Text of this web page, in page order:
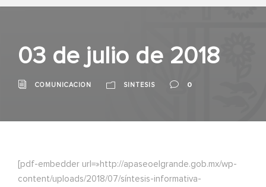
03 de julio de 2018
COMUNICACION SINTESIS 0
[pdf-embedder url=»http://apaseoelgrande.gob.mx/wp-
content/uploads/2018/07/síntesis-informativa-